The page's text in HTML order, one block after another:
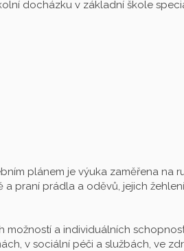
docházku v základní škole
plánem je výuka zaměřena na
praní prádla a oděvů, jejich
a individuálních
v sociální péči a službách, ve